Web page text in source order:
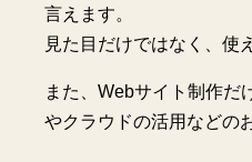
言えます。
見た目だけではなく、使
また、Webサイト制作だ
やクラウドの活用などの